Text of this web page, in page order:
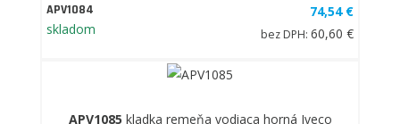
APV1084
skladom
74,54 €
bez DPH: 60,60 €
APV1085 kladka remeňa vodiaca horná Iveco